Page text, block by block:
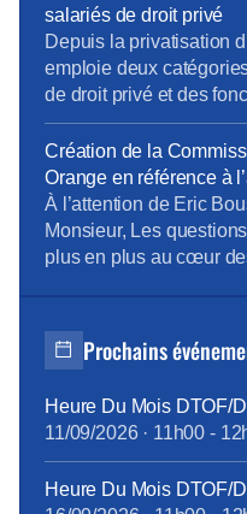
Depuis la privatisation
emploie deux
salariés de droit privé
Depuis la privatisation
emploie deux
de droit privé et des
composante rend
des périmètres
déterminer la
la convention collective
à l’issue des élections
2023, […]
Création de la
Orange en référence à
sur le dialogue social
document du 24
À l’attention de Eric
Monsieur, Les
plus en plus au cœur
Fallacher dans le Live
Carbone » du 6/12
Prochains
Heure Du Mois DTOF/
11/09/2026· 11h00 -
Heure Du Mois DTOF/